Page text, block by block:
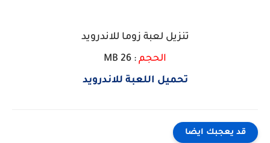
تنزيل لعبة زوما للاندرويد
الحجم : 26 MB
تحميل اللعبة للاندرويد
قد يعجبك ايضا